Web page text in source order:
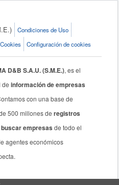
Condiciones de Uso
Configuración de cookies
D&B S.A.U. (S.M.E.), es el
deinformación de empresas
con una base de
500 millones deregistros
buscar empresas de todo el
agentes económicos